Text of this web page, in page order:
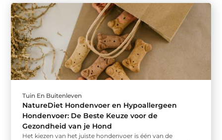
Tuin En Buitenleven
NatureDiet Hondenvoer en Hypoallergeen
Hondenvoer: De Beste Keuze voor de
Gezondheid van je Hond
Het kiezen van het juiste hondenvoer is één van de